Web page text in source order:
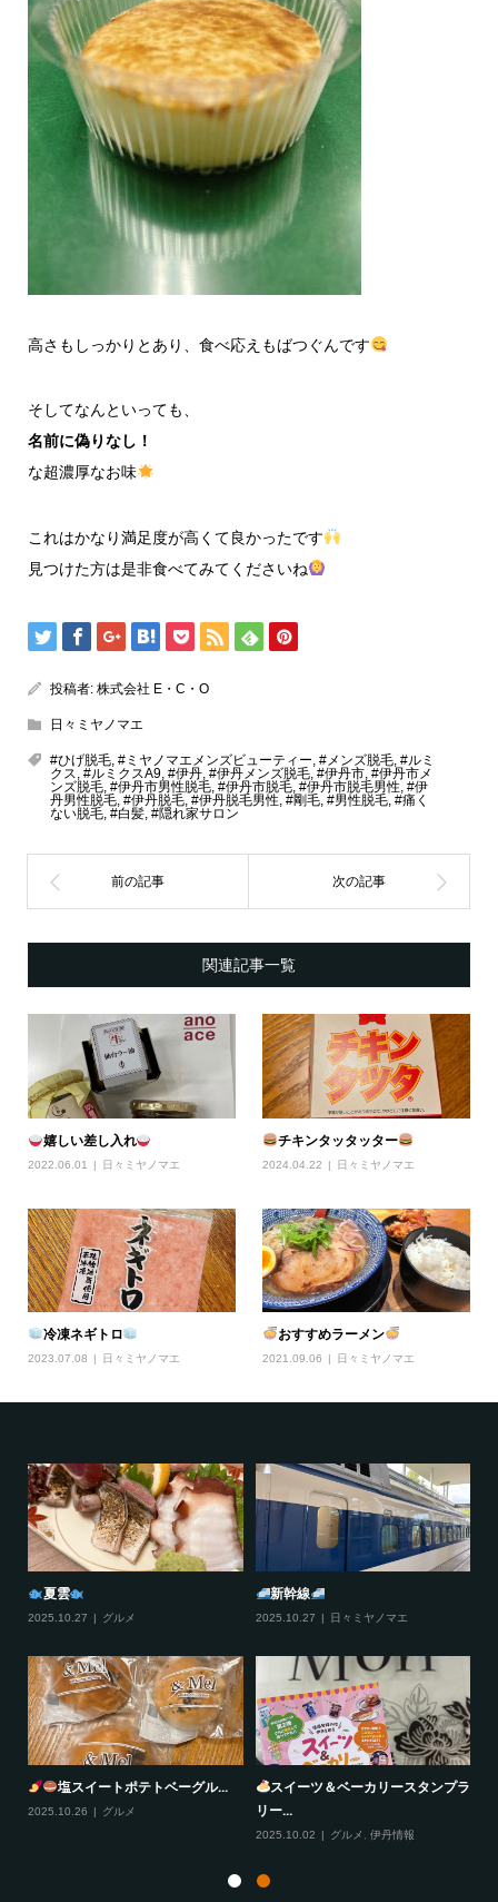
高さもしっかりとあり、食べ応えもばつぐんです
そしてなんといっても、
名前に偽りなし！
な超濃厚なお味
これはかなり満足度が高くて良かったです
見つけた方は是非食べてみてくださいね
投稿者: 株式会社 E・C・O
日々ミヤノマエ
#ひげ脱毛, #ミヤノマエメンズビューティー #メンズ脱毛, #ルミ
クス #ルミクスA9, #伊丹, #伊丹メンズ脱毛, #伊丹市, #伊丹市メ
ンズ脱毛, #伊丹市男性脱毛, #伊丹市脱毛, #伊丹市脱毛男性, #伊
丹男性脱毛, #伊丹脱毛, #伊丹脱毛男性, #剛毛, #男性脱毛, #痛く
ない脱毛, #白髪, #隠れ家サロン
関連記事一覧
嬉しい差し入れ
2022.06.01 日々ミヤノマエ
チキンタッタッター
2024.04.22 日々ミヤノマエ
冷凍ネギトロ
2023.07.08 日々ミヤノマエ
おすすめラーメン
2021.09.06 日々ミヤノマエ
夏雲
2025.10.27 グルメ
新幹線
2025.10.27 日々ミヤノマエ
塩スイートポテトベーグル...
2025.10.26 グルメ
スイーツ＆ベーカリースタンプラ
リー...
2025.10.02 グルメ 伊丹情報